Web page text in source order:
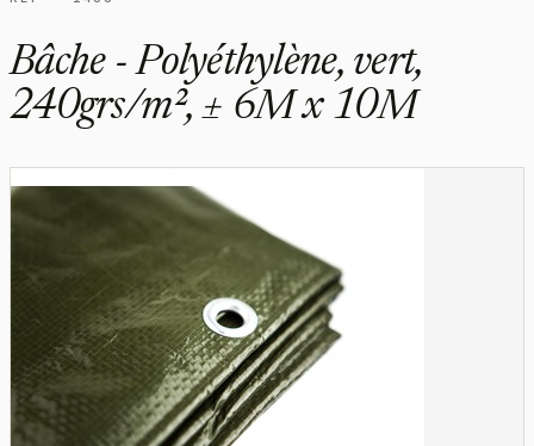
Bâche - Polyéthylène, vert,
240grs/m², ± 6M x 10M